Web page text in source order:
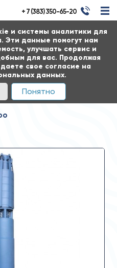
и системы аналитики для
Эти данные помогут нам
улучшать сервис и
для вас. Продолжая
свое согласие на
данных.
Понятно
+ 7 (383) 350-65-20